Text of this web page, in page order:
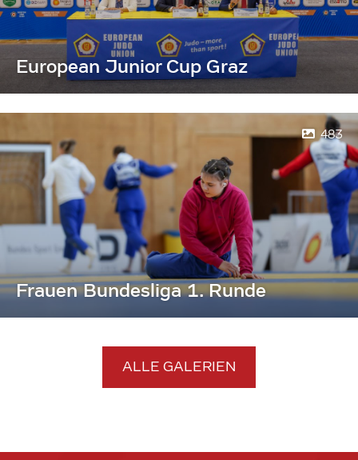
European Junior Cup Graz
483
Frauen Bundesliga 1. Runde
ALLE GALERIEN